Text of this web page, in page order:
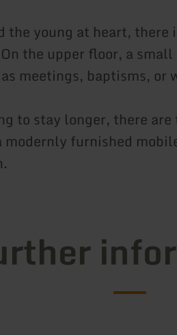
the young at heart,
the upper floor, a
meetings, baptisms, or
to stay longer, there
modernly furnished